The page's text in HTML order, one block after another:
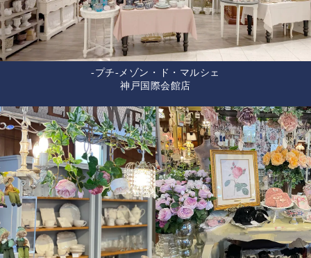
-プチ-メゾン・ド・マルシェ
神戸国際会館店